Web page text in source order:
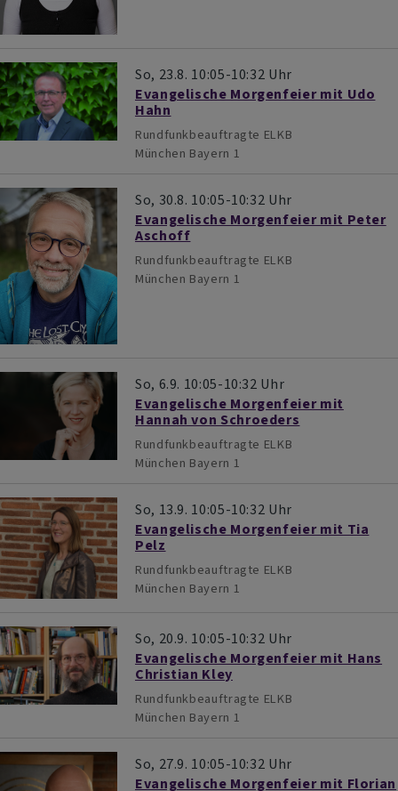
So, 23.8. 10:05-10:32 Uhr
Evangelische Morgenfeier mit Udo
Hahn
Rundfunkbeauftragte ELKB
München Bayern 1
So, 30.8. 10:05-10:32 Uhr
Evangelische Morgenfeier mit Peter
Aschoff
Rundfunkbeauftragte ELKB
München Bayern 1
So, 6.9. 10:05-10:32 Uhr
Evangelische Morgenfeier mit
Hannah von Schroeders
Rundfunkbeauftragte ELKB
München Bayern 1
So, 13.9. 10:05-10:32 Uhr
Evangelische Morgenfeier mit Tia
Pelz
Rundfunkbeauftragte ELKB
München Bayern 1
So, 20.9. 10:05-10:32 Uhr
Evangelische Morgenfeier mit Hans
Christian Kley
Rundfunkbeauftragte ELKB
München Bayern 1
So, 27.9. 10:05-10:32 Uhr
Evangelische Morgenfeier mit Florian